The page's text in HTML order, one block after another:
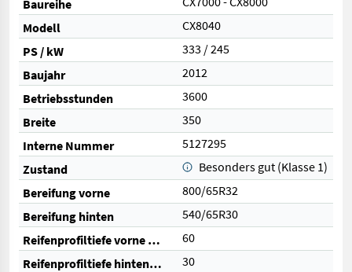
Baureihe
Modell
CX8040
PS / kW
333 / 245
Baujahr
2012
Betriebsstunden
3600
Breite
350
Interne Nummer
5127295
Zustand
Besonders gut (Klasse 1)
Bereifung vorne
800/65R32
Bereifung hinten
540/65R30
Reifenprofiltiefe vorne (%)
60
Reifenprofiltiefe hinten (%)
30